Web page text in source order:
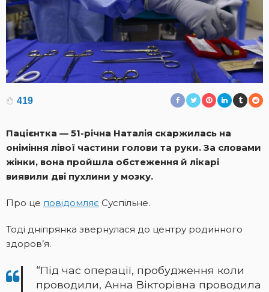
419
Пацієнтка — 51-річна Наталія скаржилась на
оніміння лівої частини голови та руки. За словами
жінки, вона пройшла обстеження й лікарі
виявили дві пухлини у мозку.
Про це повідомляє Суспільне.
Тоді дніпрянка звернулася до центру родинного
здоров’я.
“Під час операції, пробудження коли
проводили, Анна Вікторівна проводила